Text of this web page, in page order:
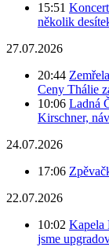
15:51
několik
27.07.2026
20:44
Ceny Thálie
10:06 Ladná
Kirschner,
24.07.2026
17:06
22.07.2026
10:02 Kapela
jsme